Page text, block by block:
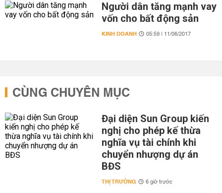
Người dân tăng mạnh vay
vốn cho bất động sản
KINH DOANH 05:59 | 11/06/2017
CÙNG CHUYÊN MỤC
Đại diện Sun Group kiến
nghị cho phép kế thừa
nghĩa vụ tài chính khi
chuyển nhượng dự án
BĐS
THỊ TRƯỜNG 6 giờ trước